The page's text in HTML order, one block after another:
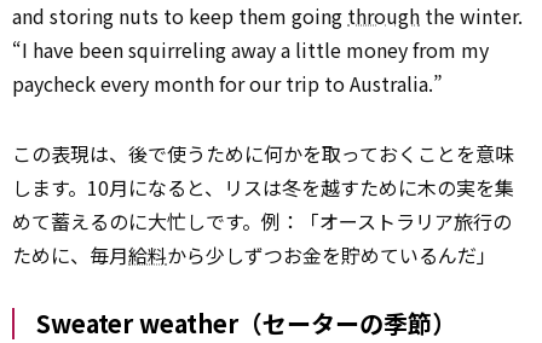
and storing nuts to keep them going through the winter.
“I have been squirreling away a little money from my
paycheck every month for our trip to Australia.”
この表現は、後で使うために何かを取っておくことを意味
します。10月になると、リスは冬を越すために木の実を集
めて蓄えるのに大忙しです。例：「オーストラリア旅行の
ために、毎月給料から少しずつお金を貯めているんだ」
Sweater weather（セーターの季節）